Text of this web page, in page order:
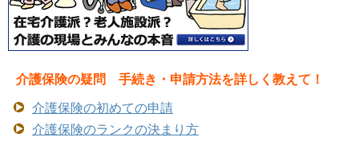
介護保険の疑問 手続き・申請方法を詳しく教えて！
介護保険の初めての申請
介護保険のランクの決まり方